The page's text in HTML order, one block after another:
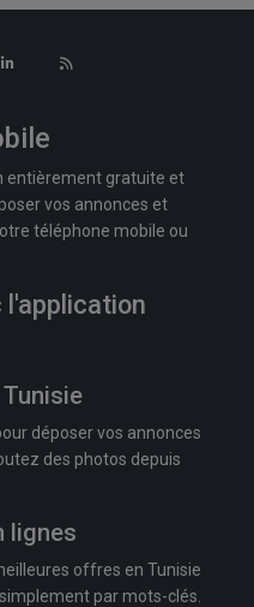
entièrement gratuite et
vos annonces et
téléphone mobile ou
l'application
déposer vos annonces
des photos depuis
lignes
offres en Tunisie
par mots-clés.